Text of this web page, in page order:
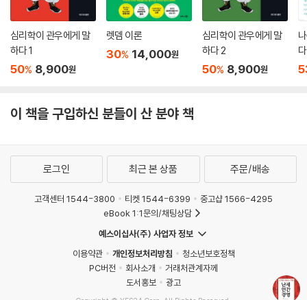
차리셔야지요.”
이 약속의 말을 들은 A는 곧 세상을 떠나고 말았다. 그 부탁이 유언이 되고
만 셈이다.
그로부터 20여 년이 지난 어느 날, 그 건설회사 사장이 된 L에게 어떤 부인
으로부터 전화가 걸려왔다.
하시면 찾아뵙고, 기억하지 못하신다면 찾아뵙지 않겠습니다.”
L은 즉시 그 부인을 불러 만났다. 부인은 오래 되어 색이 바라고 귀퉁이가
“나는 어쩌면 살아서 돌아갈 수 없을지 모르겠소. 여기서 현장 책임자 L을
알게 되었는데, 그는 능력이 있고 좋은 사람이라서 내 죽은 뒤를 부탁해 놓
한 번만 그를 찾아가 부탁하시오.”
L은 20여 년 전 A가 비지땀을 흘리며 현장을 누비던 모습을 떠올렸다. 불
의의 총상을 입고 현지 병원에서 유언을 남기던 그의 수척한 얼굴과 눈물
진 눈동자가 아직도 뇌리에 생생했다.
A의 부인은 남편이 죽은 후 홀로 온갖 고생 끝에 아들을 공부시켜 공업고
등학교까지 졸업시켰지만 아들은 좀처럼 취직이 되지 않았다. 그러는 가운
심리학이 관우에게 말
하다 1
50% 8,900원
렛뎀 이론
30% 14,000원
심리학이 관우에게 말
하다 2
50% 8,900원
다
이 책을 구입하신 분들이 산 분야 책
로그인 최근 본 상품 주문/배송
고객센터 1544-3800 티켓 1544-6399
중고샵 1566-4295
eBook 1:1문의/채팅상담
예스이십사(주) 사업자 정보
이용약관
개인정보처리방침
청소년보호정책
PC버전
회사소개
거래처관계자께
도서홍보
광고